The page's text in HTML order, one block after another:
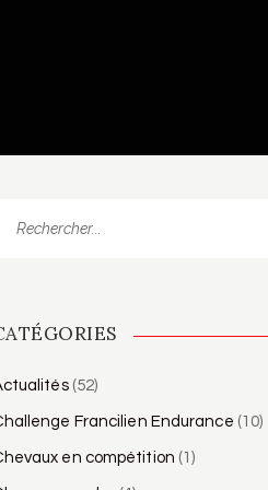
(52)
Francilien Endurance (10)
en compétition (1)